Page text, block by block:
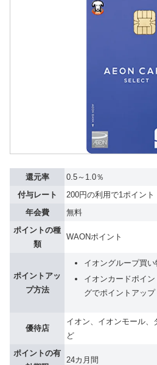
還元率
0.5～1.0％
付与レート
200円の利用で1ポイント
年会費
無料
ポイントの種
類
WAONポイント
ポイントアッ
プ方法
イオングループ買
イオンカードポイ
グでポイントアップ
優待店
イオン、イオンモール、
ど
ポイントの有
24カ月間